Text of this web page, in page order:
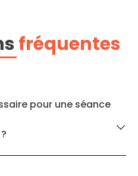
fréquentes
pour une séance